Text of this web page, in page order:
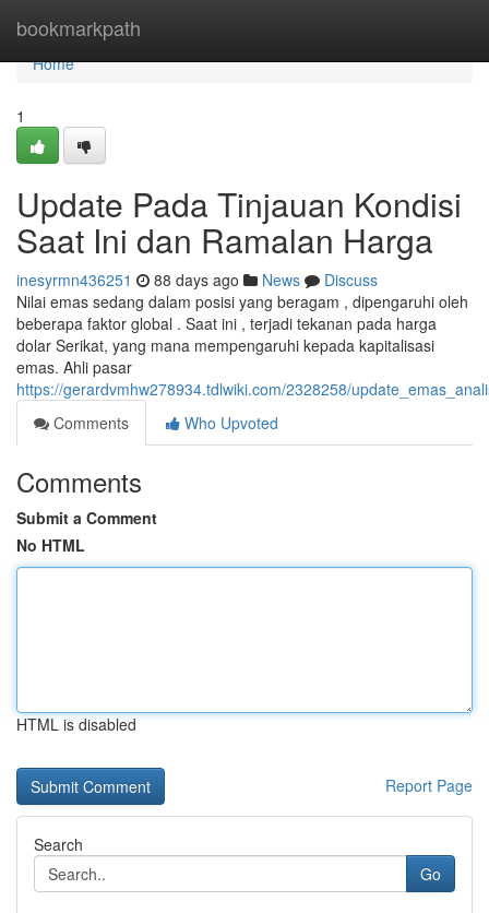
bookmarkpath
Home
Home
1
Update Pada Tinjauan Kondisi
Saat Ini dan Ramalan Harga
inesyrmn436251 88 days ago News
Discuss
Nilai emas sedang dalam posisi yang beragam , dipengaruhi oleh
beberapa faktor global . Saat ini , terjadi tekanan pada harga
dolar Serikat, yang mana mempengaruhi kepada kapitalisasi
emas. Ahli pasar
https://gerardvmhw278934.tdlwiki.com/2328258/
Comments
Who Upvoted
Comments
Submit a Comment
No HTML
HTML is disabled
Report Page
Search
Go